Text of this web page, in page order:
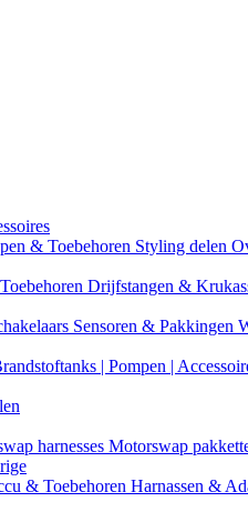
& Toebehoren Styling delen
Drijfstangen &
Sensoren & Pakkingen
| Pompen |
harnesses Motorswap
& Toebehoren Harnassen &